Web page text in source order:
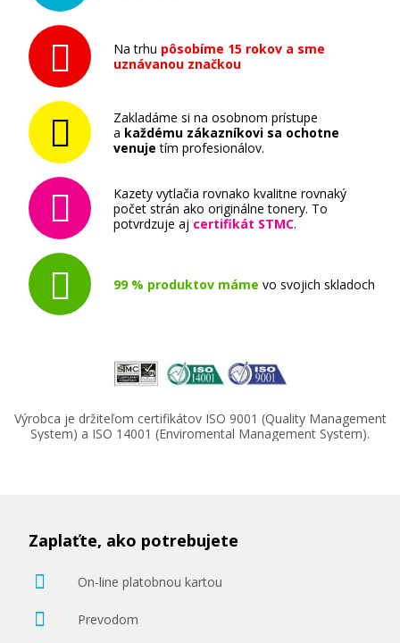
Na trhu pôsobíme 15 rokov a sme
uznávanou značkou
Zakladáme si na osobnom prístupe
a každému zákazníkovi sa ochotne
venuje tím profesionálov.
Kazety vytlačia rovnako kvalitne rovnaký
počet strán ako originálne tonery. To
potvrdzuje aj certifikát STMC.
99 % produktov máme vo svojich skladoch
Výrobca je držiteľom certifikátov ISO 9001 (Quality Management
System) a ISO 14001 (Enviromental Management System).
Zaplaťte, ako potrebujete
On-line platobnou kartou
Prevodom